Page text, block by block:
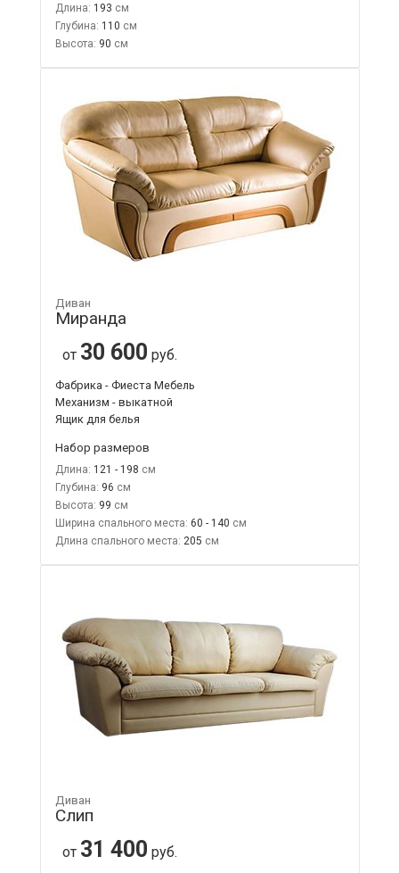
Длина: 193
Глубина: 110
Высота: 90
Диван
Миранда
от 30 600 руб.
Фабрика - Фиеста Мебель
Механизм - выкатной
Ящик для белья
Набор размеров
Длина: 121 - 198
Глубина: 96
Высота: 99
Ширина спального места: 60 - 140
Длина спального места: 205
Диван
Слип
от 31 400 руб.